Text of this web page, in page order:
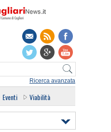
Ricerca avanzata
Eventi Viabilità